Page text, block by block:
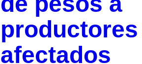
productores
afectados